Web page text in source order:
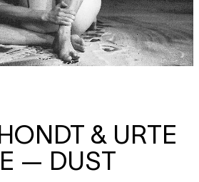
& URTE
— DUST